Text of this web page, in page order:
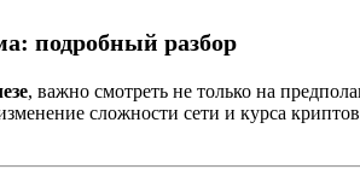
подробный разбор
, важно смотреть не только на
сложности сети и курса